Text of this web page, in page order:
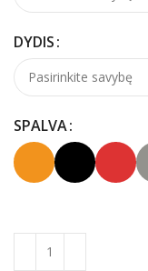
DYDIS
SPALVA